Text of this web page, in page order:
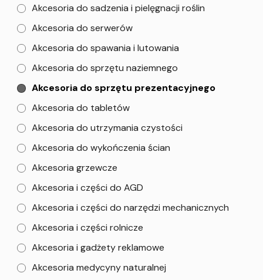
Akcesoria do sadzenia i pielęgnacji roślin
Akcesoria do serwerów
Akcesoria do spawania i lutowania
Akcesoria do sprzętu naziemnego
Akcesoria do sprzętu prezentacyjnego
Akcesoria do tabletów
Akcesoria do utrzymania czystości
Akcesoria do wykończenia ścian
Akcesoria grzewcze
Akcesoria i części do AGD
Akcesoria i części do narzędzi mechanicznych
Akcesoria i części rolnicze
Akcesoria i gadżety reklamowe
Akcesoria medycyny naturalnej